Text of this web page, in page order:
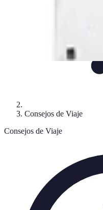
Consejos de Viaje
Consejos de Viaje